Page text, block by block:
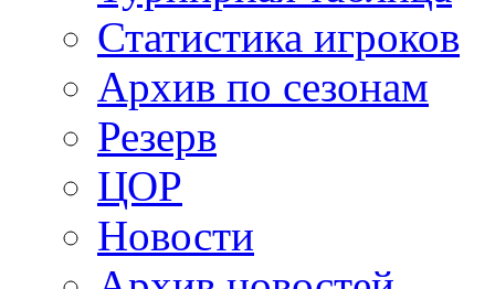
Статистика игроков
Архив по сезонам
Резерв
ЦОР
Новости